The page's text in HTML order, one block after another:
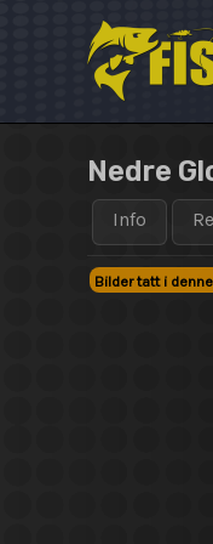
Nedre
Info
Bilder tatt i